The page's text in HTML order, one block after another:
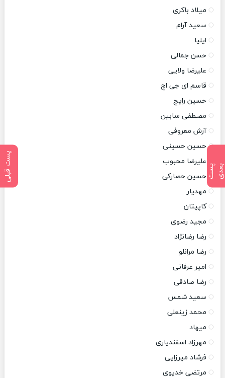
پ
س
ت
ب
ع
د ی پست قبلی
میلاد باکری
سعید آرام
ایلیا
حسن جمالی
علیرضا ولایی
قاسم ای جی اچ
حسین رایج
مصطفی سابین
آرش معروفی
حسین حسینی
علیرضا محبوب
حسین حصارکی
مهدیار
کاپیتان
مجید رضوی
رضا رضانژاد
رضا مرانلو
امیر عرفانی
رضا صادقی
سعید شمس
محمد زینعلی
میهاد
مهرزاد اسفندیاری
فرشاد میرزایی
مرتضی خدیوی